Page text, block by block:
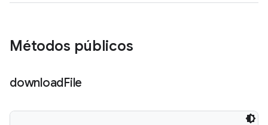
Métodos públicos
downloadFile